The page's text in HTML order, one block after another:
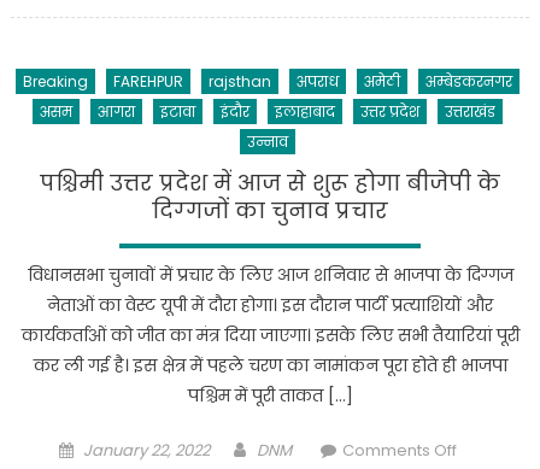
में
करेगी
उम्मीदवारों
को
Breaking FAREHPUR rajsthan अपराध अमेठी
अम्बेडकरनगर
असम
आगरा इटावा इंदौर इलाहाबाद उत्तर प्रदेश
उत्तराखंड
उन्नाव
पश्चिमी उत्तर प्रदेश में आज से शुरू होगा बीजेपी के
दिग्‍गजों का चुनाव प्रचार
विधानसभा चुनावों में प्रचार के लिए आज शनिवार से भाजपा के दिग्‍गज
नेताओं का वेस्‍ट यूपी में दौरा होगा। इस दौरान पार्टी प्रत्‍याशियों और
कार्यकर्ताओं को जीत का मंत्र दिया जाएगा। इसके लिए सभी तैयारियां पूरी
कर ली गई है। इस क्षेत्र में पहले चरण का नामांकन पूरा होते ही भाजपा
पश्चिम में पूरी ताकत […]
Posted
January 22, 2022 Author
DNM Comments Offon